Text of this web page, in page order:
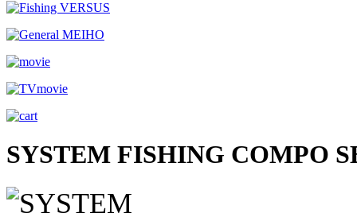
SYSTEM FISHING COMPO